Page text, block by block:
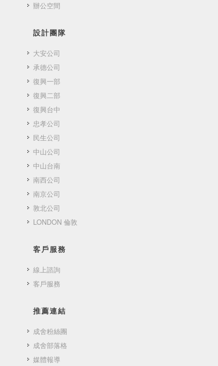
辦公空間
設計團隊
大安公司
承德公司
復興一部
復興二部
復興台中
忠孝公司
民生公司
中山公司
中山台南
南西公司
南京公司
敦北公司
LONDON 倫敦
客戶服務
線上諮詢
客戶服務
推薦連結
成舍粉絲團
成舍部落格
媒體報導